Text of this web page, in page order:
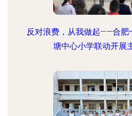
反对浪费，从我做起——合肥
塘中心小学联动开展